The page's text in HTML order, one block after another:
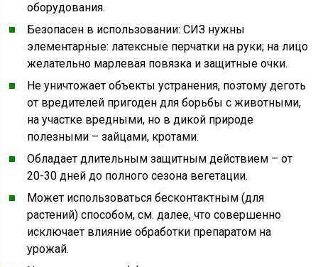
оборудования.
Безопасен в использовании: СИЗ нужны
элементарные: латексные перчатки на руки; на лицо
желательно марлевая повязка и защитные очки.
Не уничтожает объекты устранения, поэтому деготь
от вредителей пригоден для борьбы с животными,
на участке вредными, но в дикой природе
полезными – зайцами, кротами.
Обладает длительным защитным действием – от
20-30 дней до полного сезона вегетации.
Может использоваться бесконтактным (для
растений) способом, см. далее, что совершенно
исключает влияние обработки препаратом на
урожай.